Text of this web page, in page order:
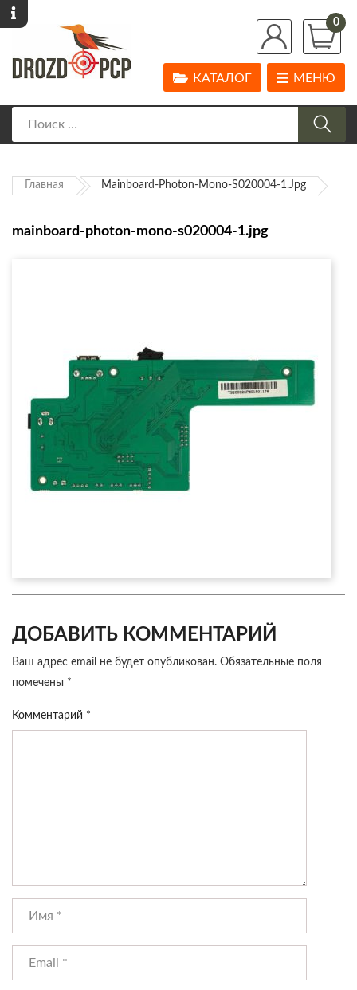
0
МЕНЮ
КАТАЛОГ
Главная Mainboard-Photon-Mono-S020004-1.jpg
mainboard-photon-mono-s020004-1.jpg
ДОБАВИТЬ КОММЕНТАРИЙ
Ваш адрес email не будет опубликован. Обязательные поля
помечены *
Комментарий *